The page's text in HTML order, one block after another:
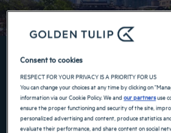
TULIP
Consent to cookies
RESPECT FOR YOUR PRIVACY IS A PRIORITY FOR US
You can change your choices at any time by clicking on
information via our Cookie Policy. We andour partnersuse
ensure the proper functioning and security of the site,
personalized advertising and content, produce statistics
evaluate their performance, and share content on social